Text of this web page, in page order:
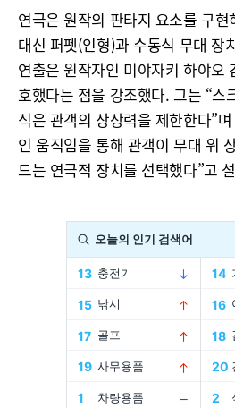
연극은 원작의 판타지 요소를 구
대신 퍼펫(인형)과 수동식 무대 장
연출은 원작자인 미야자키 하야오
호했다는 점을 강조했다. 그는 “스
식은 관객의 상상력을 제한한다”
인 움직임을 통해 관객이 무대 위
드는 연극적 장치를 선택했다”고